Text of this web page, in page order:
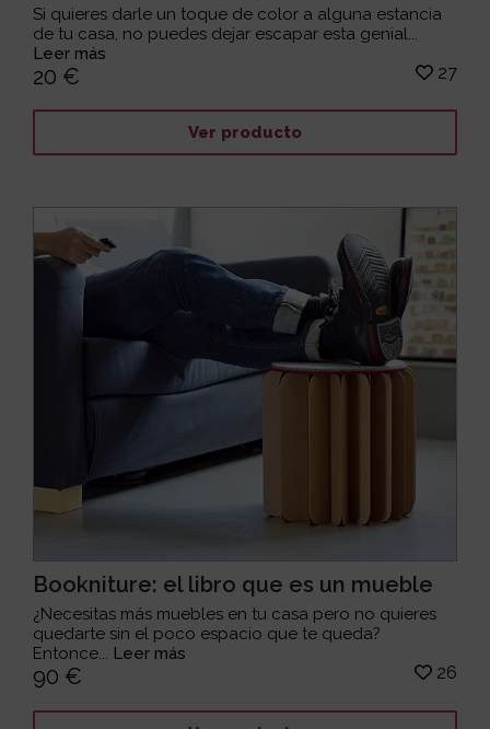
Si quieres darle un toque de color a alguna estancia
de tu casa, no puedes dejar escapar esta genial...
Leer más
20 € 27
Ver producto
Bookniture: el libro que es un mueble
¿Necesitas más muebles en tu casa pero no quieres
quedarte sin el poco espacio que te queda?
Entonce... Leer más
90 € 26